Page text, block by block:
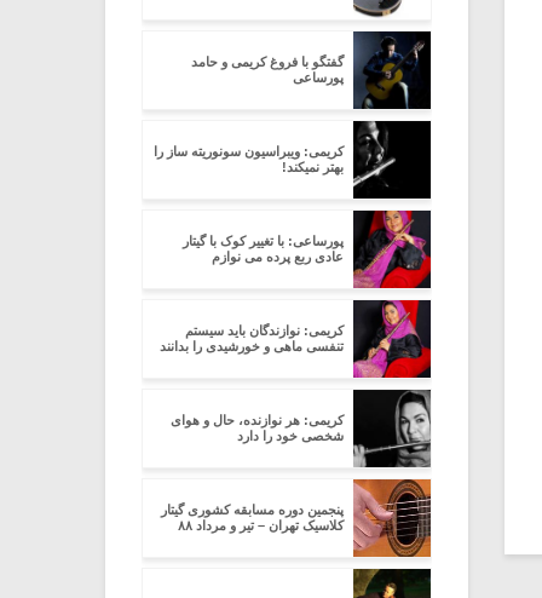
گفتگو با فروغ کریمی و حامد
پورساعی
کریمی: ویبراسیون سونوریته ساز را
بهتر نمیکند!
پورساعی: با تغییر کوک با گیتار
عادی ربع پرده می نوازم
کریمی: نوازندگان باید سیستم
تنفسی ماهی و خورشیدی را بدانند
کریمی: هر نوازنده، حال و هوای
شخصی خود را دارد
پنجمین دوره مسابقه کشوری گیتار
کلاسیک تهران – تیر و مرداد ۸۸